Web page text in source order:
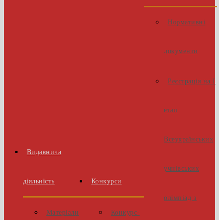
Видавнича
діяльність
Матеріали
Конкурси
Конкурс-
Нормативні
документи
Реєстрація на І
етап
Всеукраїнських
учнівських
олімпіад з